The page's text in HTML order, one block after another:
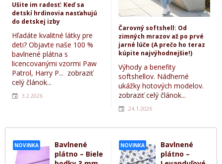
NOVINKA
Bavlnené
plátno – Biele
NOVINKA
Bavlnené
plátno –
Ušite im radosť: Keď sa
detskí hrdinovia nasťahujú
do detskej izby
Hľadáte kvalitné látky pre
deti? Objavte naše 100 %
bavlnené plátna s
licencovanými vzormi Paw
Patrol, Harry P... zobraziť
celý článok...
3.2.2026
Čarovný softshell: Od
zimných mrazov až po prvé
jarné lúče (A prečo ho teraz
kúpite najvýhodnejšie!)
Výhody a benefity
softshellov. Nádherné
ukážky hotových modelov.
zobraziť celý článok...
24.1.2026